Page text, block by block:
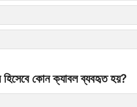
হিসেবে কোন ক্যাবল ব্যবহৃত হয়?